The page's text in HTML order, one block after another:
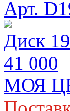
Арт.
Диск
41 000
МОЯ